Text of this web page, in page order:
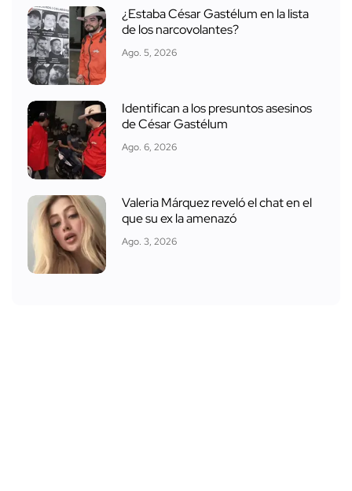
¿Estaba César Gastélum en la lista
de los narcovolantes?
Ago. 5, 2026
Identifican a los presuntos asesinos
de César Gastélum
Ago. 6, 2026
Valeria Márquez reveló el chat en el
que su ex la amenazó
Ago. 3, 2026